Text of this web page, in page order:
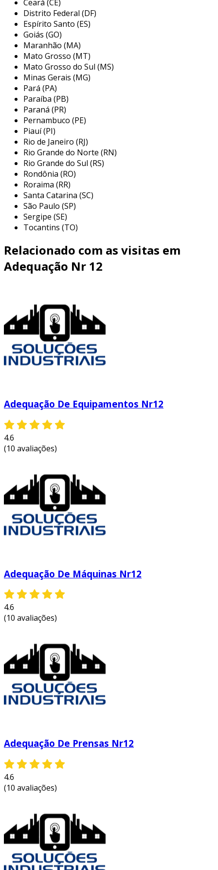
paulo, se destaca como prestadora de serviços
especializada em soluções industriais. com uma
trajetória de mais de 20 anos, a empresa oferece
um portfólio diversificado que inclui serviços de
manutenção, engenharia e fabricação de
máquinas. o compromisso com alta qualidade e a
adequação às normas de segurança, como a nr-
12, são pilares da sua atuação. entre as soluções
disponibilizadas, a empresa realiza automação
industrial, desenvolvimento de máquinas
personalizadas e criação de projetos elétricos e
mecânicos, sempre buscando atender às
necessidades específicas de cada cliente.
Ceará (CE)
Distrito Federal (DF)
Espírito Santo (ES)
Goiás (GO)
Maranhão (MA)
Mato Grosso (MT)
Mato Grosso do Sul (MS)
Minas Gerais (MG)
Pará (PA)
Paraíba (PB)
Paraná (PR)
Pernambuco (PE)
Piauí (PI)
Rio de Janeiro (RJ)
Rio Grande do Norte (RN)
Rio Grande do Sul (RS)
Rondônia (RO)
Roraima (RR)
Santa Catarina (SC)
São Paulo (SP)
Sergipe (SE)
Tocantins (TO)
Relacionado com as visitas em
Adequação Nr 12
Adequação De Equipamentos Nr12
4.6
(10 avaliações)
Adequação De Máquinas Nr12
4.6
(10 avaliações)
Adequação De Prensas Nr12
4.6
(10 avaliações)